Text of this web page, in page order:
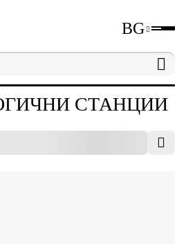
BG
Метеорологични
СТАНЦИИ